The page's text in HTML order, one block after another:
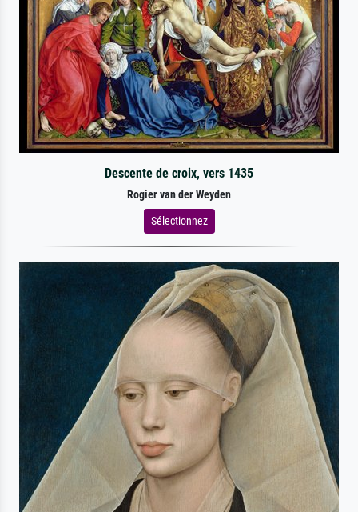
Descente de croix, vers 1435
Rogier van der Weyden
Sélectionnez